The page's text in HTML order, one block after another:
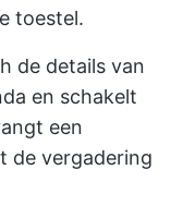
toestel.
de details van
en schakelt
een
de vergadering